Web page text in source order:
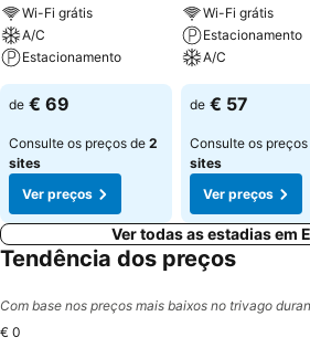
Wi-Fi grátis
A/C
Estacionamento
de € 69
Consulte os preços de 2
sites
Ver preços
Wi-Fi grátis
Estacionamento
A/C
de € 57
Consulte os
sites
Ver preços
Ver todas as estadias em
Tendência dos preços
Com base nos preços mais baixos no trivago
€ 0